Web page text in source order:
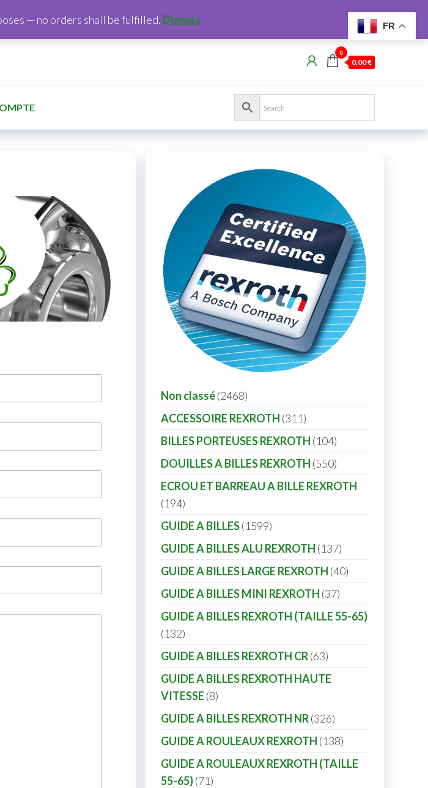
0
0,00 €
Non classé 2468
ACCESSOIRE REXROTH 311
BILLES PORTEUSES REXROTH 104
DOUILLES A BILLES REXROTH 550
ECROU ET BARREAU A BILLE REXROTH
194
GUIDE A BILLES 1599
GUIDE A BILLES ALU REXROTH 137
GUIDE A BILLES LARGE REXROTH 40
GUIDE A BILLES MINI REXROTH 37
GUIDE A BILLES REXROTH (TAILLE 55-65)
132
GUIDE A BILLES REXROTH CR 63
GUIDE A BILLES REXROTH HAUTE
VITESSE 8
GUIDE A BILLES REXROTH NR 326
GUIDE A ROULEAUX REXROTH 138
GUIDE A ROULEAUX REXROTH (TAILLE
55-65) 71
FR
— no orders shall be fulfilled. Dismiss